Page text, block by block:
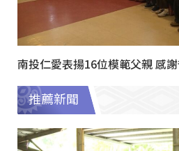
南投仁愛表揚16位模範父親 感
推薦新聞